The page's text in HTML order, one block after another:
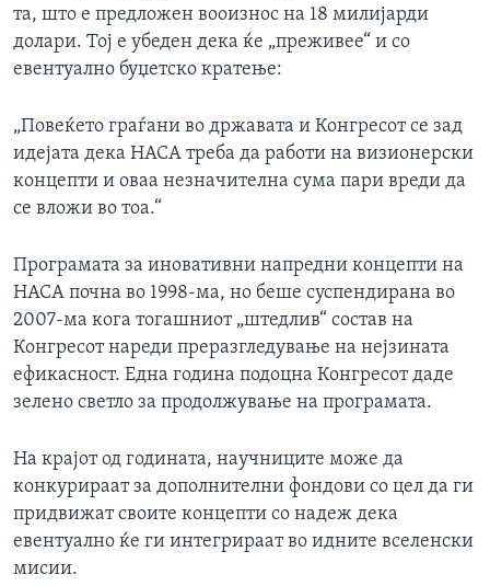
та, што е предложен вооизнос на 18 милијарди
долари. Тој е убеден дека ќе „преживее“ и со
евентуално буџетско кратење:
„Повеќето граѓани во државата и Конгресот се зад
идејата дека НАСА треба да работи на визионерски
концепти и оваа незначителна сума пари вреди да
се вложи во тоа.“
Програмата за иновативни напредни концепти на
НАСА почна во 1998-ма, но беше суспендирана во
2007-ма кога тогашниот „штедлив“ состав на
Конгресот нареди преразгледување на нејзината
ефикасност. Една година подоцна Конгресот даде
зелено светло за продолжување на програмата.
На крајот од годината, научниците може да
конкурираат за дополнителни фондови со цел да ги
придвижат своите концепти со надеж дека
евентуално ќе ги интегрираат во идните вселенски
мисии.